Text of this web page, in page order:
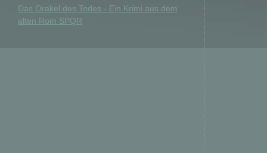
Das Orakel des Todes - Ein Krimi aus dem
alten Rom SPQR